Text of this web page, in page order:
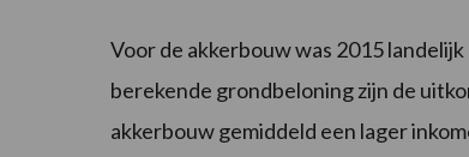
Voor de akkerbouw was 2015
berekende grondbeloning zijn de
akkerbouw gemiddeld een lager